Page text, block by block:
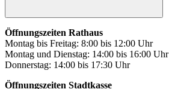
Öffnungszeiten Rathaus
Montag bis Freitag: 8:00 bis 12:00 Uhr
Montag und Dienstag: 14:00 bis 16:00 Uhr
Donnerstag: 14:00 bis 17:30 Uhr
Öffnungszeiten Stadtkasse